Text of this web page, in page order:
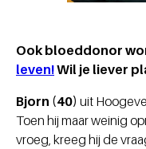
Ook bloeddonor
leven!Wil je liever
Bjorn (40) uit
Toen hij maar weinig
vroeg, kreeg hij de